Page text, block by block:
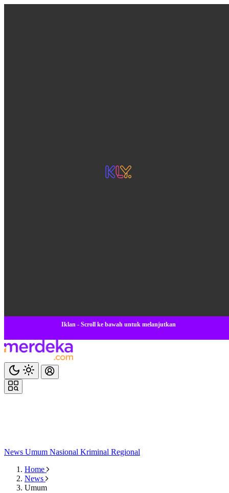
Iklan - Scroll ke bawah untuk melanjutkan
News Umum Nasional Kriminal Regional
Home
News
Umum